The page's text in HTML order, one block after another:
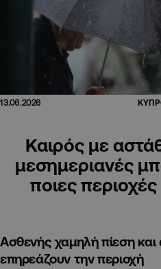
13.06.2026
Καιρός με
μεσημεριανές
ποιες
Ασθενής χαμηλή πίεση
επηρεάζουν την περιοχή